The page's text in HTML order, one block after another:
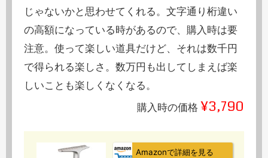
じゃないかと思わせてくれる。文字通り桁違い
の高額になっている時があるので、購入時は要
注意。使って楽しい道具だけど、それは数千円
で得られる楽しさ。数万円も出してしまえば楽
しいことも楽しくなくなる。
購入時の価格 ¥3,790
Amazonで詳細を見る